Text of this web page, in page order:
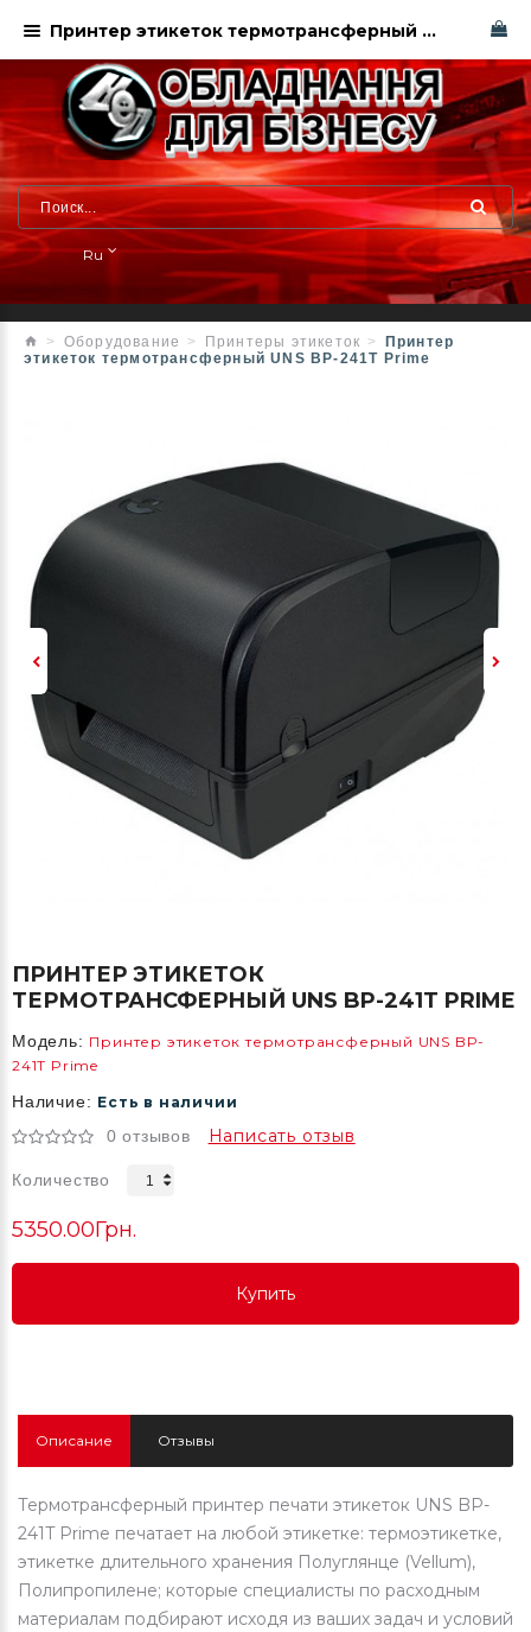
Ru
Оборудование Принтеры этикеток
Принтер
этикеток термотрансферный UNS BP-241T Prime
ПРИНТЕР ЭТИКЕТОК
ТЕРМОТРАНСФЕРНЫЙ UNS BP-241T PRIME
Модель: Принтер этикеток термотрансферный UNS BP-
241T Prime
Наличие: Есть в наличии
0 отзывов Написать отзыв
Количество
5350.00Грн.
Купить
Купить
Описание Отзывы
Термотрансферный принтер печати этикеток UNS BP-
241T Prime печатает на любой этикетке: термоэтикетке,
этикетке длительного хранения Полуглянце (Vellum),
Полипропилене; которые специалисты по расходным
материалам подбирают исходя из ваших задач и условий
Принтер этикеток термотрансферный UNS BP-241T Prime